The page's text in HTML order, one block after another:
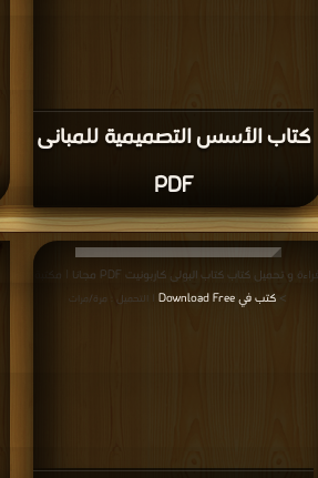
كتاب الأسس التصميمية للمبانى
PDF
قراءة و تحميل كتاب كتاب البولى كاربونيت PDF مجانا | مكتبة
> كتب في Download Free | التحميل : مرة/مرات